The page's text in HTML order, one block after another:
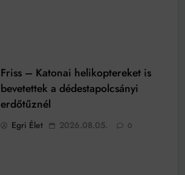
Friss – Katonai helikoptereket is
bevetettek a dédestapolcsányi
erdőtűznél
Egri Élet 2026.08.05. 0